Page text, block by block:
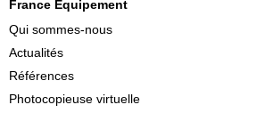
France Équipement
Qui sommes-nous
Actualités
Références
Photocopieuse virtuelle